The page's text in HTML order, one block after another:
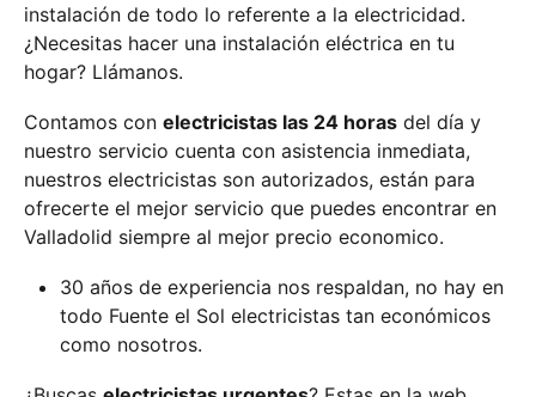
instalación de todo lo referente a la electricidad.
¿Necesitas hacer una instalación eléctrica en tu
hogar? Llámanos.
Contamos con electricistas las 24 horas del día y
nuestro servicio cuenta con asistencia inmediata,
nuestros electricistas son autorizados, están para
ofrecerte el mejor servicio que puedes encontrar en
Valladolid siempre al mejor precio economico.
30 años de experiencia nos respaldan, no hay en
todo Fuente el Sol electricistas tan económicos
como nosotros.